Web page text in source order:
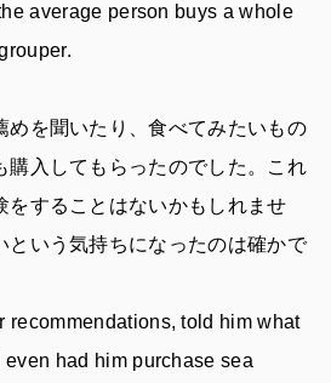
average person buys a whole
めを聞いたり、食べてみたいもの
購入してもらったのでした。これ
をすることはないかもしれませ
という気持ちになったのは確かで
recommendations, told him what
had him purchase sea